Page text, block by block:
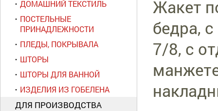
ДОМАШНИЙ ТЕКСТИЛЬ
ПОСТЕЛЬНЫЕ
ПРИНАДЛЕЖНОСТИ
ПЛЕДЫ, ПОКРЫВАЛА
ШТОРЫ
ШТОРЫ ДЛЯ ВАННОЙ
ИЗДЕЛИЯ ИЗ ГОБЕЛЕНА
ДЛЯ ПРОИЗВОДСТВА
Жакет
бедра,
7/8, с